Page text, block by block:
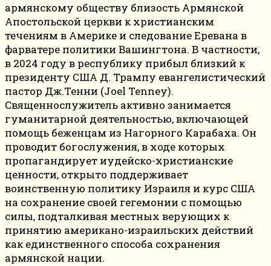
армянскому обществу близость Армянской
Апостольской церкви к христианским
течениям в Америке и следование Еревана в
фарватере политики Вашингтона. В частности,
в 2024 году в республику прибыл близкий к
президенту США Д. Трампу евангелистический
пастор Дж.Тенни (Joel Tenney).
Священнослужитель активно занимается
гуманитарной деятельностью, включающей
помощь беженцам из Нагорного Карабаха. Он
проводит богослужения, в ходе которых
пропагандирует иудейско-христианские
ценности, открыто поддерживает
воинственную политику Израиля и курс США
на сохранение своей гегемонии с помощью
силы, подталкивая местных верующих к
принятию американо-израильских действий
как единственного способа сохранения
армянской нации.